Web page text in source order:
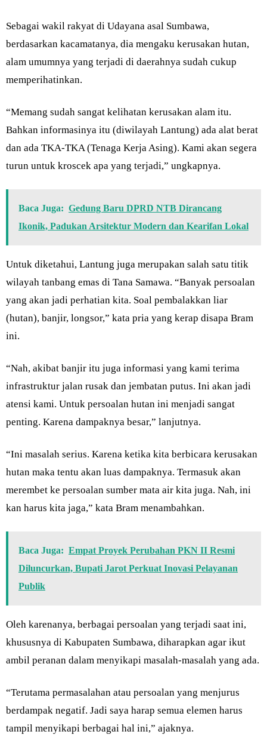
Sebagai wakil rakyat di Udayana asal Sumbawa,
berdasarkan kacamatanya, dia mengaku kerusakan hutan,
alam umumnya yang terjadi di daerahnya sudah cukup
memperihatinkan.
“Memang sudah sangat kelihatan kerusakan alam itu.
Bahkan informasinya itu (diwilayah Lantung) ada alat berat
dan ada TKA-TKA (Tenaga Kerja Asing). Kami akan segera
turun untuk kroscek apa yang terjadi,” ungkapnya.
Baca Juga: Gedung Baru DPRD NTB Dirancang
Ikonik, Padukan Arsitektur Modern dan Kearifan Lokal
Untuk diketahui, Lantung juga merupakan salah satu titik
wilayah tanbang emas di Tana Samawa. “Banyak persoalan
yang akan jadi perhatian kita. Soal pembalakkan liar
(hutan), banjir, longsor,” kata pria yang kerap disapa Bram
ini.
“Nah, akibat banjir itu juga informasi yang kami terima
infrastruktur jalan rusak dan jembatan putus. Ini akan jadi
atensi kami. Untuk persoalan hutan ini menjadi sangat
penting. Karena dampaknya besar,” lanjutnya.
“Ini masalah serius. Karena ketika kita berbicara kerusakan
hutan maka tentu akan luas dampaknya. Termasuk akan
merembet ke persoalan sumber mata air kita juga. Nah, ini
kan harus kita jaga,” kata Bram menambahkan.
Baca Juga: Empat Proyek Perubahan PKN II Resmi
Diluncurkan, Bupati Jarot Perkuat Inovasi Pelayanan
Publik
Oleh karenanya, berbagai persoalan yang terjadi saat ini,
khususnya di Kabupaten Sumbawa, diharapkan agar ikut
ambil peranan dalam menyikapi masalah-masalah yang ada.
“Terutama permasalahan atau persoalan yang menjurus
berdampak negatif. Jadi saya harap semua elemen harus
tampil menyikapi berbagai hal ini,” ajaknya.